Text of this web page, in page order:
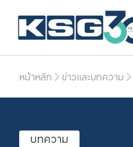
หน้าหลัก ข่าวและบทความ
บทความ